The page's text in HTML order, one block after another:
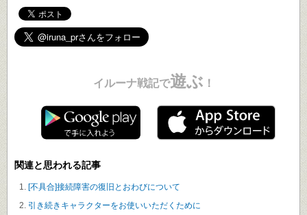
イルーナ戦記で遊ぶ ！
関連と思われる記事
[不具合]接続障害の復旧とおわびについて
引き続きキャラクターをお使いいただくために